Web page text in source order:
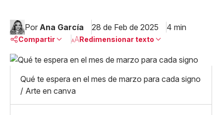
Por Ana García 28 de Feb de 2025 4 min
Compartir
Facebook
X
Copiar enlace
Redimensionar texto
Mediano
Qué te espera en el mes de marzo para cada signo
/ Arte en canva